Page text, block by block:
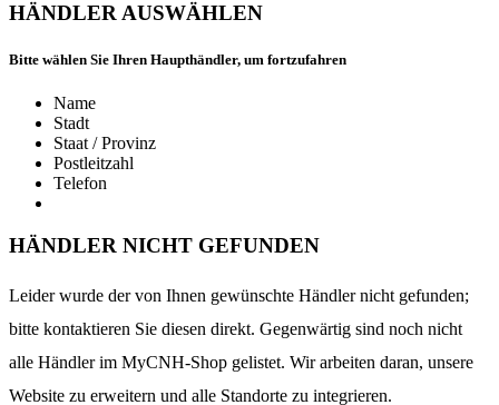
HÄNDLER AUSWÄHLEN
Bitte wählen Sie Ihren Haupthändler, um fortzufahren
Name
Stadt
Staat / Provinz
Postleitzahl
Telefon
HÄNDLER NICHT GEFUNDEN
Leider wurde der von Ihnen gewünschte Händler nicht gefunden;
bitte kontaktieren Sie diesen direkt. Gegenwärtig sind noch nicht
alle Händler im MyCNH-Shop gelistet. Wir arbeiten daran, unsere
Website zu erweitern und alle Standorte zu integrieren.